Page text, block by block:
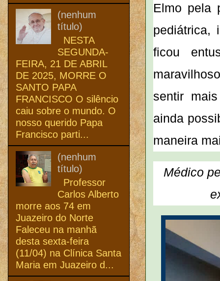
Elmo pela
pediátrica,
ficou
sentir
ainda
maneira
Médico
(nenhum
título)
NESTA
SEGUNDA-
FEIRA, 21 DE ABRIL
DE 2025, MORRE O
SANTO PAPA
FRANCISCO O silêncio
caiu sobre o mundo. O
nosso querido Papa
Francisco parti...
(nenhum
título)
Professor
Carlos Alberto
morre aos 74 em
Juazeiro do Norte
Faleceu na manhã
desta sexta-feira
(11/04) na Clínica Santa
Maria em Juazeiro d...